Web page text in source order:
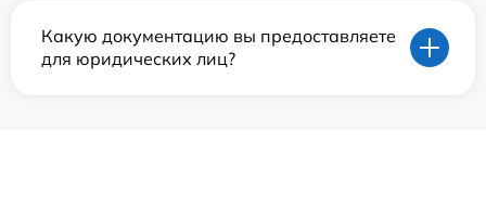
Какую документацию вы предоставляете
для юридических лиц?